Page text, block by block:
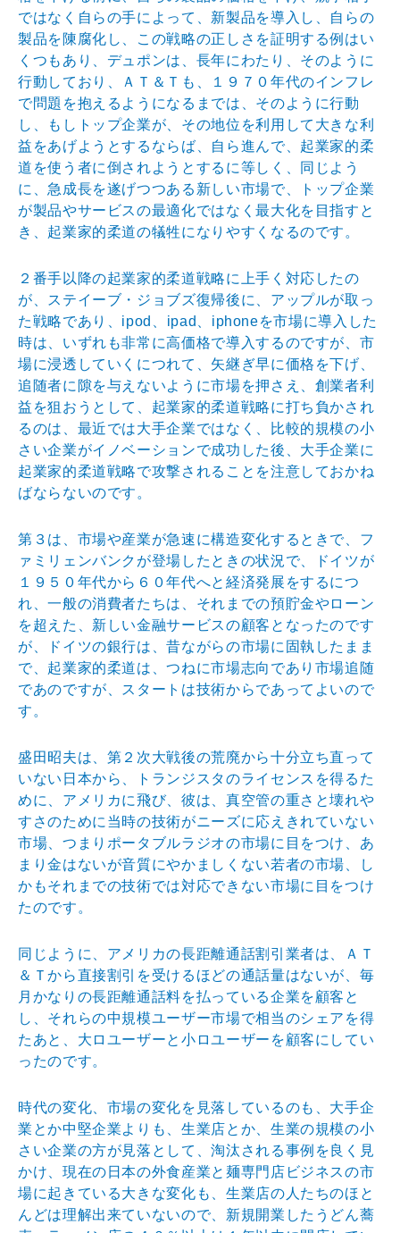
ではなく自らの手によって、新製品を導入し、自らの
製品を陳腐化し、この戦略の正しさを証明する例はい
くつもあり、デュポンは、長年にわたり、そのように
行動しており、ＡＴ＆Ｔも、１９７０年代のインフレ
で問題を抱えるようになるまでは、そのように行動
し、もしトップ企業が、その地位を利用して大きな利
益をあげようとするならば、自ら進んで、起業家的柔
道を使う者に倒されようとするに等しく、同じよう
に、急成長を遂げつつある新しい市場で、トップ企業
が製品やサービスの最適化ではなく最大化を目指すと
き、起業家的柔道の犠牲になりやすくなるのです。
２番手以降の起業家的柔道戦略に上手く対応したの
が、ステイーブ・ジョブズ復帰後に、アップルが取っ
た戦略であり、ipod、ipad、iphoneを市場に導入した
時は、いずれも非常に高価格で導入するのですが、市
場に浸透していくにつれて、矢継ぎ早に価格を下げ、
追随者に隙を与えないように市場を押さえ、創業者利
益を狙おうとして、起業家的柔道戦略に打ち負かされ
るのは、最近では大手企業ではなく、比較的規模の小
さい企業がイノベーションで成功した後、大手企業に
起業家的柔道戦略で攻撃されることを注意しておかね
ばならないのです。
第３は、市場や産業が急速に構造変化するときで、フ
ァミリェンバンクが登場したときの状況で、ドイツが
１９５０年代から６０年代へと経済発展をするにつ
れ、一般の消費者たちは、それまでの預貯金やローン
を超えた、新しい金融サービスの顧客となったのです
が、ドイツの銀行は、昔ながらの市場に固執したまま
で、起業家的柔道は、つねに市場志向であり市場追随
であのですが、スタートは技術からであってよいので
す。
盛田昭夫は、第２次大戦後の荒廃から十分立ち直って
いない日本から、トランジスタのライセンスを得るた
めに、アメリカに飛び、彼は、真空管の重さと壊れや
すさのために当時の技術がニーズに応えきれていない
市場、つまりポータブルラジオの市場に目をつけ、あ
まり金はないが音質にやかましくない若者の市場、し
かもそれまでの技術では対応できない市場に目をつけ
たのです。
同じように、アメリカの長距離通話割引業者は、ＡＴ
＆Ｔから直接割引を受けるほどの通話量はないが、毎
月かなりの長距離通話料を払っている企業を顧客と
し、それらの中規模ユーザー市場で相当のシェアを得
たあと、大ロユーザーと小ロユーザーを顧客にしてい
ったのです。
時代の変化、市場の変化を見落しているのも、大手企
業とか中堅企業よりも、生業店とか、生業の規模の小
さい企業の方が見落として、淘汰される事例を良く見
かけ、現在の日本の外食産業と麺専門店ビジネスの市
場に起きている大きな変化も、生業店の人たちのほと
んどは理解出来ていないので、新規開業したうどん蕎